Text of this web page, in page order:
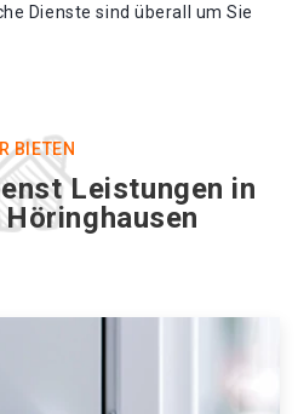
Dienste sind überall um Sie
BIETEN
Leistungen in